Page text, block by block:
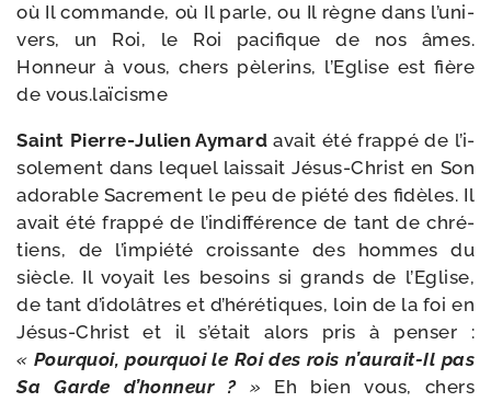
où Il com­mande, où Il parle, ou Il règne dans l’u­ni­
vers, un Roi, le Roi paci­fique de nos âmes.
Honneur à vous, chers pèle­rins, l’Eglise est fière
de vous.laïcisme
Saint Pierre-​Julien Aymard avait été frap­pé de l’i­
so­le­ment dans lequel lais­sait Jésus-​Christ en Son
ado­rable Sacrement le peu de pié­té des fidèles. Il
avait été frap­pé de l’in­dif­fé­rence de tant de chré­
tiens, de l’im­pié­té crois­sante des hommes du
siècle. Il voyait les besoins si grands de l’Eglise,
de tant d’i­do­lâtres et d’hé­ré­tiques, loin de la foi en
Jésus-​Christ et il s’é­tait alors pris à pen­ser :
« Pourquoi, pour­quoi le Roi des rois n’aurait-​Il pas
Sa Garde d’hon­neur ?» Eh bien vous, chers